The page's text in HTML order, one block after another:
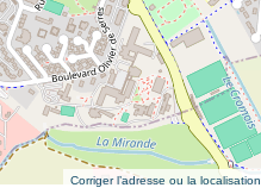
Corriger l’adresse ou la localisation